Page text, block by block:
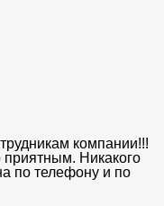
компании!!!
Никакого
по телефону и по